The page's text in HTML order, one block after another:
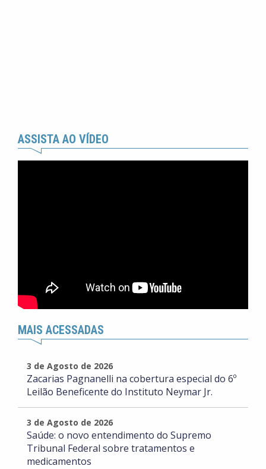
ASSISTA AO VÍDEO
MAIS ACESSADAS
3 de Agosto de 2026
Zacarias Pagnanelli na cobertura especial do 6º
Leilão Beneficente do Instituto Neymar Jr.
3 de Agosto de 2026
Saúde: o novo entendimento do Supremo
Tribunal Federal sobre tratamentos e
medicamentos